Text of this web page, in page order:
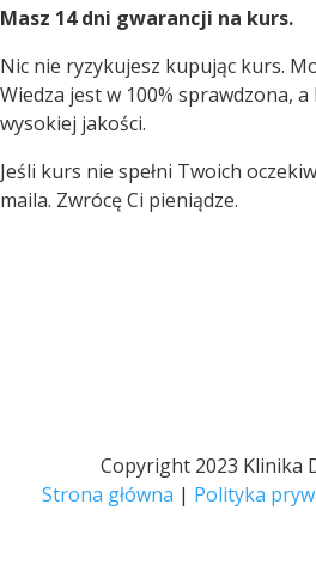
Masz 14 dni gwarancji na kurs.
Nic nie ryzykujesz kupując kurs.
Wiedza jest w 100% sprawdzona,
wysokiej jakości.
Jeśli kurs nie spełni Twoich
maila. Zwrócę Ci pieniądze.
Copyright 2023 Klinika
Strona główna | Polityka